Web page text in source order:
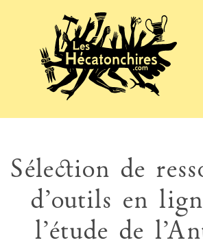
Sélection de
d’outils en
l’étude de